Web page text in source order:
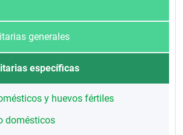
generales
específicas
y huevos fértiles
domésticos